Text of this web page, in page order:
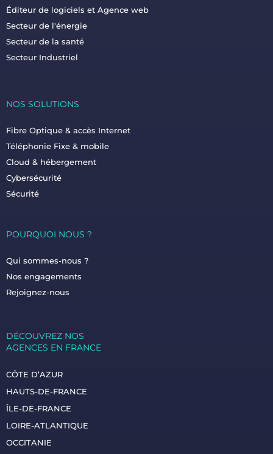
Éditeur de logiciels et Agence web
Secteur de l'énergie
Secteur de la santé
Secteur Industriel
NOS SOLUTIONS
Fibre Optique & accès Internet
Téléphonie Fixe & mobile
Cloud & hébergement
Cybersécurité
Sécurité
POURQUOI NOUS ?
Qui sommes-nous ?
Nos engagements
Rejoignez-nous
DÉCOUVREZ NOS
AGENCES EN FRANCE
CÔTE D’AZUR
HAUTS-DE-FRANCE
ÎLE-DE-FRANCE
LOIRE-ATLANTIQUE
OCCITANIE